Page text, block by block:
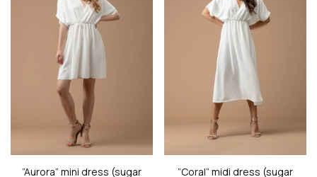
”Aurora” mini dress (sugar
”Coral” midi dress (sugar